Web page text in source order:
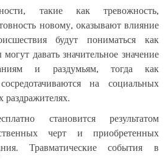
такие как тревожность,
новому, оказывают влияние
будут пониматься как
давать значительное значение
и раздумьям, тогда как
на социальных
становится результатом
черт и приобретенных
Травматические события в